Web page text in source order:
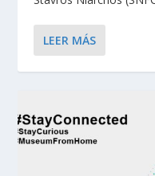
LEER MÁS